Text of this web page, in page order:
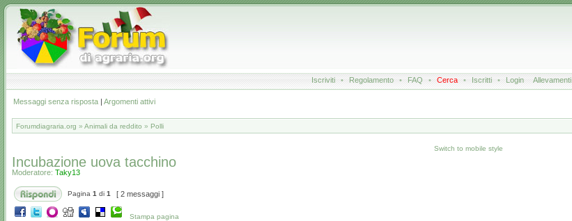
Iscriviti • Regolamento • FAQ • Cerca • Iscritti • Login Allevamenti
Messaggi senza risposta | Argomenti attivi
Forumdiagraria.org » Animali da reddito » Polli
Switch to mobile style
Incubazione uova tacchino
Moderatore: Taky13
Pagina 1 di 1 [ 2 messaggi ]
Stampa pagina